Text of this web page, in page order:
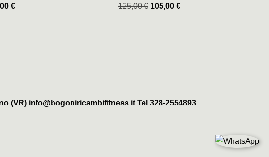
€ 125,00€ 105,00 €
(VR) info@bogoniricambifitness.it Tel 328-2554893